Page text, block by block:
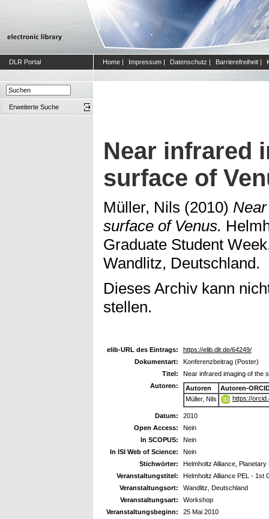
DLR Portal Home | Impressum | Datenschutz | Barrierefreiheit |
Erweiterte Suche
Near infrared
surface of
Müller, Nils (2010)
surface of Venus.
Graduate Student
Wandlitz, Deutschland.
Dieses Archiv kann
stellen.
elib-URL des Eintrags:
https://elib.dlr.de/64249/
Dokumentart:
Konferenzbeitrag (Poster)
Titel:
Near infrared imaging of the
Autoren:
Autoren
Autoren-
Müller, Nils
https://
Datum:
2010
Open Access:
Nein
In SCOPUS:
Nein
In ISI Web of Science:
Nein
Stichwörter:
Helmholtz Alliance,
Veranstaltungstitel:
Helmholtz Alliance PEL - 1st
Veranstaltungsort:
Wandlitz, Deutschland
Veranstaltungsart:
Workshop
Veranstaltungsbeginn:
25 Mai 2010